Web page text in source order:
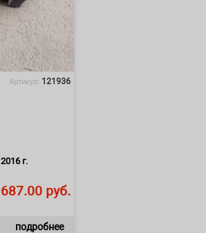
Артикул: 121936
2016 г.
687.00 руб.
подробнее